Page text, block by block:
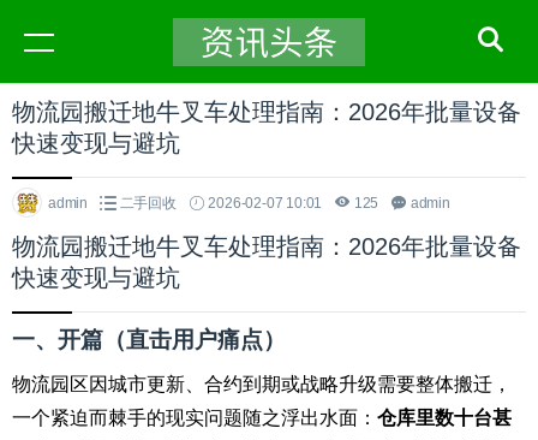
物流园搬迁地牛叉车处理指南：2026年批量设备
快速变现与避坑
admin 二手回收 2026-02-07 10:01 125 admin
物流园搬迁地牛叉车处理指南：2026年批量设备
快速变现与避坑
一、开篇（直击用户痛点）
物流园区因城市更新、合约到期或战略升级需要整体搬迁，
一个紧迫而棘手的现实问题随之浮出水面： 仓库里数十台甚